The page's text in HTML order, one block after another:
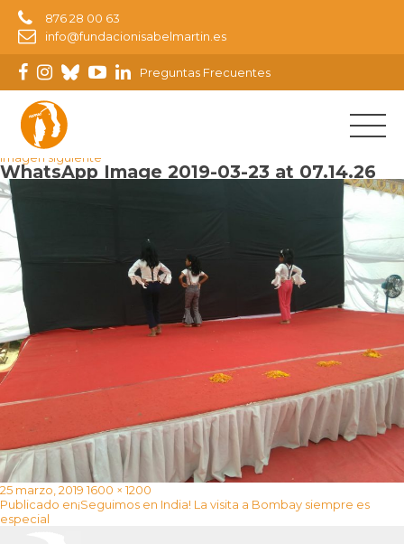
876 28 00 63
info@fundacionisabelmartin.es
Preguntas Frecuentes
Imagen anterior
Imagen siguiente
WhatsApp Image 2019-03-23 at 07.14.26
Publicado
el
25 marzo, 2019 Tamaño
completo
1600 × 1200
Navegación
de
entradas
Publicado en¡Seguimos en India! La visita a Bombay siempre es
especial